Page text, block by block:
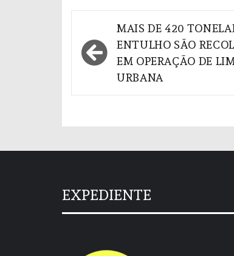
Navegação
de
Post
MAIS DE 420
ENTULHO SÃO
EM OPERAÇÃO DE
URBANA
EXPEDIENTE